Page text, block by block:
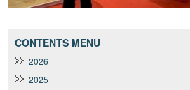
CONTENTS MENU
2026
2025